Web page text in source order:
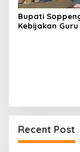
Bupati
Kebijakan
Recent Post